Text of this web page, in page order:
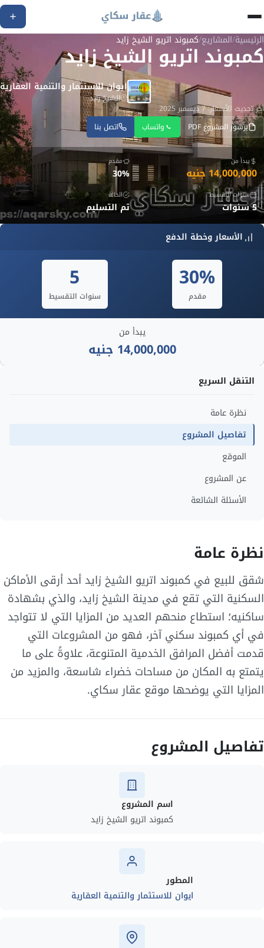
الرئيسية/المشاريع/كمبوند اتريو الشيخ زايد
كمبوند اتريو الشيخ زايد
برشور المشروع PDF واتساب اتصل بنا
آخر تحديث للأسعار: 7 ديسمبر 2025
ايوان للاستثمار والتنمية العقارية
الشيخ زايد
يبدأ من
14,000,000 جنيه
مقدم
30%
سنوات التقسيط
5 سنوات
الحالة
تم التسليم
نظرة عامة
شقق للبيع في كمبوند اتريو الشيخ زايد أحد أرقى الأماكن
السكنية التي تقع في مدينة الشيخ زايد، والذي بشهادة
ساكنيه؛ استطاع منحهم العديد من المزايا التي لا تتواجد
في أي كمبوند سكني آخر، فهو من المشروعات التي
قدمت أفضل المرافق الخدمية المتنوعة، علاوةً على ما
يتمتع به المكان من مساحات خضراء شاسعة، والمزيد من
المزايا التي يوضحها موقع عقار سكاي.
تفاصيل المشروع
اسم المشروع
كمبوند اتريو الشيخ زايد
المطور
ايوان للاستثمار والتنمية العقارية
التنقل السريع
نظرة عامة
تفاصيل المشروع
الموقع
عن المشروع
الأسئلة الشائعة
الأسعار وخطة الدفع
30%
مقدم
5
سنوات التقسيط
يبدأ من
14,000,000 جنيه